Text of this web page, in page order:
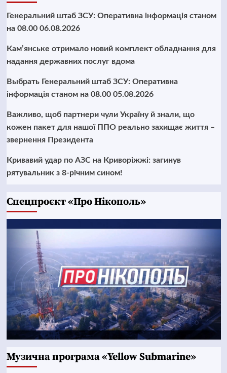
Генеральний штаб ЗСУ: Оперативна інформація станом
на 08.00 06.08.2026
Кам’янське отримало новий комплект обладнання для
надання державних послуг вдома
Выбрать Генеральний штаб ЗСУ: Оперативна
інформація станом на 08.00 05.08.2026
Важливо, щоб партнери чули Україну й знали, що
кожен пакет для нашої ППО реально захищає життя –
звернення Президента
Кривавий удар по АЗС на Криворіжжі: загинув
рятувальник з 8-річним сином!
Cпецпроєкт «Про Нікополь»
Музична програма «Yellow Submarine»